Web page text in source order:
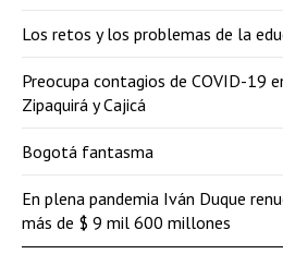
Los retos y los problemas de la
Preocupa contagios de COVID-19
Zipaquirá y Cajicá
Bogotá fantasma
En plena pandemia Iván Duque
más de $ 9 mil 600 millones